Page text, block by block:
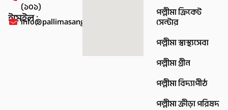
(১০১)
ইমেইল :
info@pallimasangsad.org
পল্লীমা ক্রিকেট
সেন্টার
পল্লীমা স্বাস্থ্যসেবা
পল্লীমা গ্রীন
পল্লীমা বিদ্যাপীঠ
পল্লীমা ক্রীড়া পরিষদ